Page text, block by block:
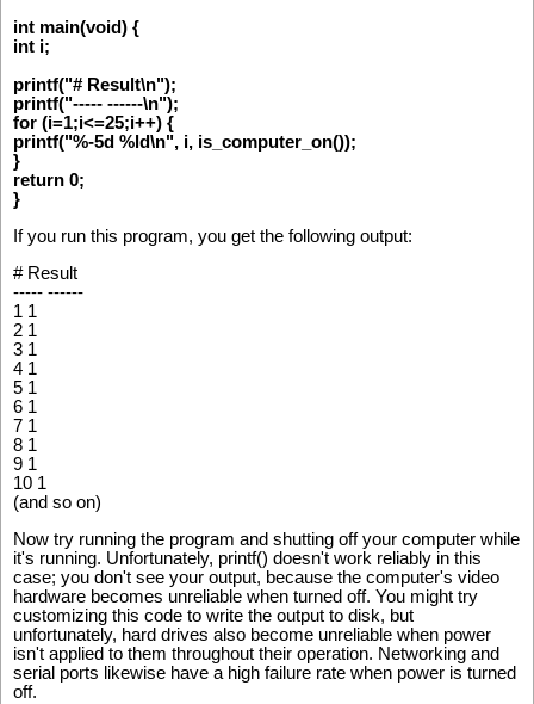
int main(void) {
int i;
printf("# Result\n");
printf("----- ------\n");
for (i=1;i<=25;i++) {
printf("%-5d %ld\n", i, is_computer_on());
}
return 0;
}
If you run this program, you get the following output:
# Result
----- ------
1 1
2 1
3 1
4 1
5 1
6 1
7 1
8 1
9 1
10 1
(and so on)
Now try running the program and shutting off your computer while
it's running. Unfortunately, printf() doesn't work reliably in this
case; you don't see your output, because the computer's video
hardware becomes unreliable when turned off. You might try
customizing this code to write the output to disk, but
unfortunately, hard drives also become unreliable when power
isn't applied to them throughout their operation. Networking and
serial ports likewise have a high failure rate when power is turned
off.